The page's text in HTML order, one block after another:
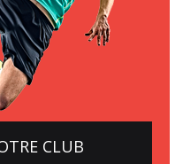
CLUB